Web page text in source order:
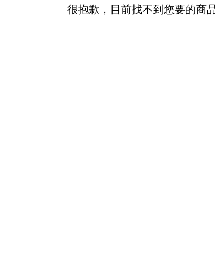
很抱歉，目前找不到您要的商